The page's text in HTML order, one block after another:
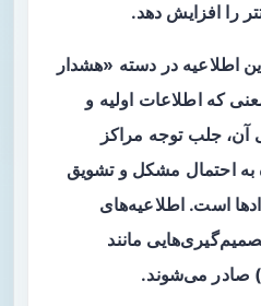
را افزایش دهد.
اطلاعیه در دسته «هشدار
که اطلاعات اولیه و
جلب توجه مراکز
به احتمال مشکل و تشویق
است. اطلاعیه‌های
مانند